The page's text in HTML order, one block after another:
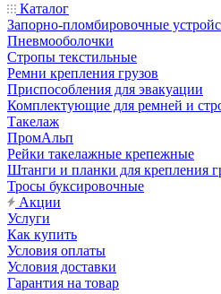
Каталог
Запорно-пломбировочные
Пневмооболочки
Стропы текстильные
Ремни крепления грузов
Приспособления для эвакуации
Комплектующие для ремней и
Такелаж
ПромАльп
Рейки такелажные крепежные
Штанги и планки для крепления
Тросы буксировочные
Акции
Услуги
Как купить
Условия оплаты
Условия доставки
Гарантия на товар